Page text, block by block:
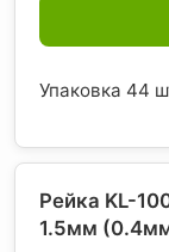
Упаковка 44
Рейка KL-
1.5мм